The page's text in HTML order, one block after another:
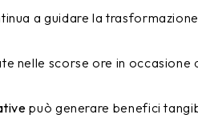
a guidare la trasformazione
nelle scorse ore in occasione
può generare benefici